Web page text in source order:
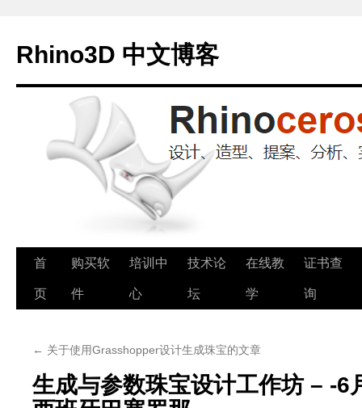
Rhino3D 中文博客
跳
至
首
页
购买软
件
培训中
心
技术论
坛
在线教
学
证书查
询
← 关于使用Grasshopper设计生成珠宝的文章
生成与参数珠宝设计工作坊 – -6